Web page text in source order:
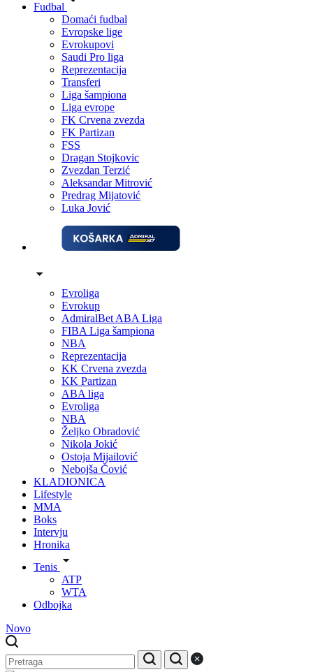
Fudbal
Domaći fudbal
Evropske lige
Evrokupovi
Saudi Pro liga
Reprezentacija
Transferi
Liga šampiona
Liga evrope
FK Crvena zvezda
FK Partizan
FSS
Dragan Stojkovic
Zvezdan Terzić
Aleksandar Mitrović
Predrag Mijatović
Luka Jović
Evroliga
Evrokup
AdmiralBet ABA Liga
FIBA Liga šampiona
NBA
Reprezentacija
KK Crvena zvezda
KK Partizan
ABA liga
Evroliga
NBA
Željko Obradović
Nikola Jokić
Ostoja Mijailović
Nebojša Čović
KLADIONICA
Lifestyle
MMA
Boks
Intervju
Hronika
Tenis
ATP
WTA
Odbojka
Novo